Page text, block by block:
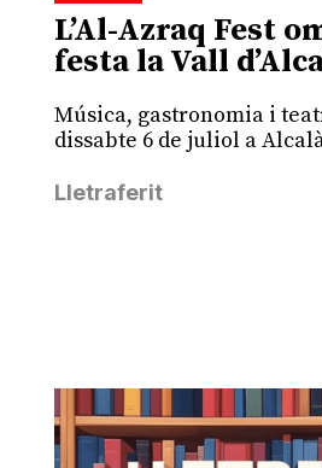
L’Al-Azraq Fest
festa la Vall
Música, gastronomia i
dissabte 6 de juliol a
Lletraferit